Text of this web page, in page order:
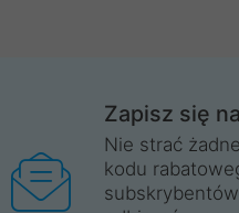
Zapisz się
Nie strać
kodu